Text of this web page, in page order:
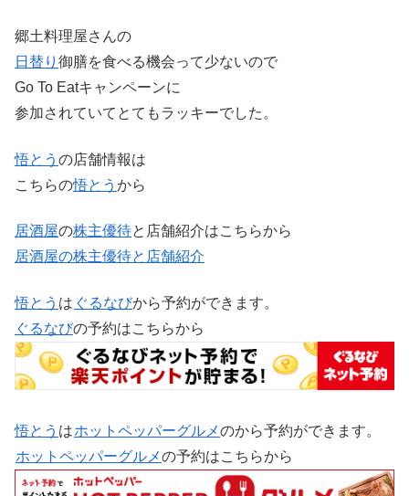
郷土料理屋さんの
日替り 御膳を食べる機会って少ないので
Go To Eatキャンペーンに
参加されていてとてもラッキーでした。
悟とう の店舗情報は
こちらの悟とう から
居酒屋の株主優待と店舗紹介はこちらから
居酒屋の株主優待と店舗紹介
悟とう は ぐるなびから予約ができます。
ぐるなびの予約はこちらから
悟とう はホットペッパーグルメのから予約ができます。
ホットペッパーグルメの予約はこちらから